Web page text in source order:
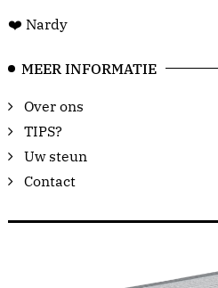
❤️ Nardy
MEER INFORMATIE
Over ons
TIPS?
Uw steun
Contact